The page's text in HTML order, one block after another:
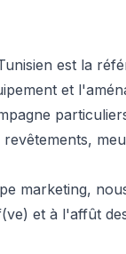
est la
et
marketing,
et à l'affût